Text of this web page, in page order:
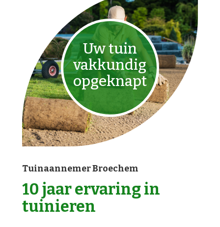
Uw tuin
vakkundig
opgeknapt
Tuinaannemer Broechem
10 jaar ervaring in
tuinieren